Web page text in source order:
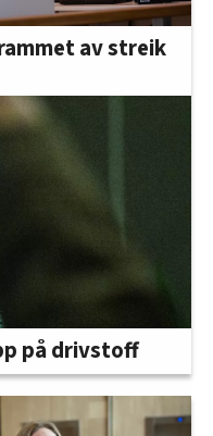
av streik
på drivstoff